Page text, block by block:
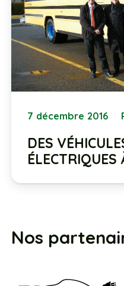
7 décembre 2016
DES
ÉLECTRIQUES
Nos